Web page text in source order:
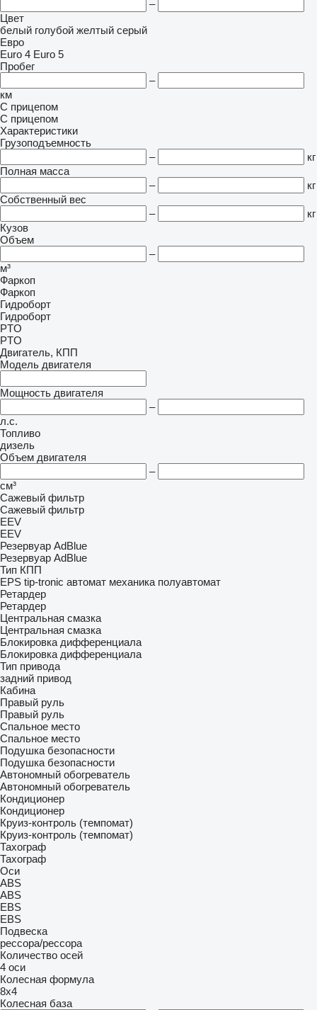
–
Цвет
белый голубой желтый серый
Евро
Euro 4 Euro 5
Пробег
–
км
С прицепом
С прицепом
Характеристики
Грузоподъемность
–
кг
Полная масса
–
кг
Собственный вес
–
кг
Кузов
Объем
–
м³
Фаркоп
Фаркоп
Гидроборт
Гидроборт
PTO
PTO
Двигатель, КПП
Модель двигателя
Мощность двигателя
–
л.с.
Топливо
дизель
Объем двигателя
–
см³
Сажевый фильтр
Сажевый фильтр
EEV
EEV
Резервуар AdBlue
Резервуар AdBlue
Тип КПП
EPS tip-tronic автомат механика полуавтомат
Ретардер
Ретардер
Центральная смазка
Центральная смазка
Блокировка дифференциала
Блокировка дифференциала
Тип привода
задний привод
Кабина
Правый руль
Правый руль
Спальное место
Спальное место
Подушка безопасности
Подушка безопасности
Автономный обогреватель
Автономный обогреватель
Кондиционер
Кондиционер
Круиз-контроль (темпомат)
Круиз-контроль (темпомат)
Тахограф
Тахограф
Оси
ABS
ABS
EBS
EBS
Подвеска
рессора/рессора
Количество осей
4 оси
Колесная формула
8x4
Колесная база